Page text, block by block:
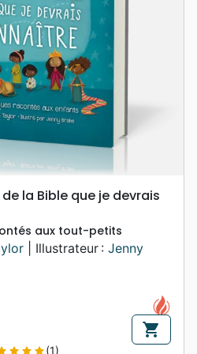
la Bible que je devrais
aux tout-petits
| Illustrateur : Jenny
shopping_cart
star star star(1)